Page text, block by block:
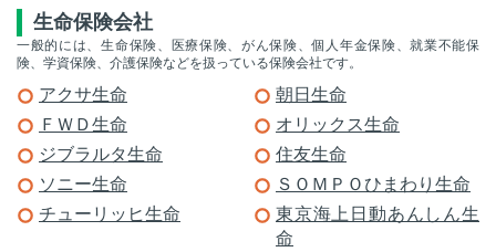
生命保険会社
一般的には、生命保険、医療保険、がん保険、個人年金保険、就業不能保
険、学資保険、介護保険などを扱っている保険会社です。
アクサ生命
朝日生命
ＦＷＤ生命
オリックス生命
ジブラルタ生命
住友生命
ソニー生命
ＳＯＭＰＯひまわり生命
チューリッヒ生命
東京海上日動あんしん生
命